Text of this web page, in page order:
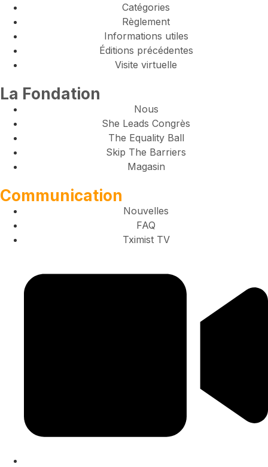
Catégories
Règlement
Informations utiles
Éditions précédentes
Visite virtuelle
La Fondation
Nous
She Leads Congrès
The Equality Ball
Skip The Barriers
Magasin
Communication
Nouvelles
FAQ
Tximist TV